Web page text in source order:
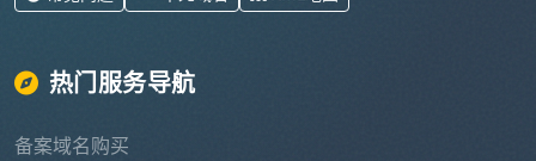
热门服务导航
备案域名购买